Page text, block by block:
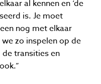
al kennen en ‘de
is. Je moet
nog met elkaar
zo inspelen op de
transities en